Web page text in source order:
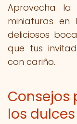
Aprovecha
miniaturas en
deliciosos
que tus
con cariño.
Consejos
los